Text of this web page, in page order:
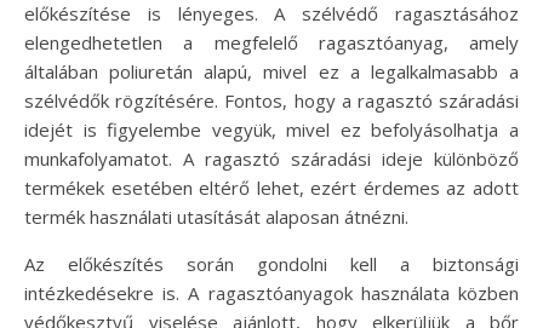
előkészítése is lényeges. A szélvédő ragasztásához
elengedhetetlen a megfelelő ragasztóanyag, amely
általában poliuretán alapú, mivel ez a legalkalmasabb a
szélvédők rögzítésére. Fontos, hogy a ragasztó száradási
idejét is figyelembe vegyük, mivel ez befolyásolhatja a
munkafolyamatot. A ragasztó száradási ideje különböző
termékek esetében eltérő lehet, ezért érdemes az adott
termék használati utasítását alaposan átnézni.
Az előkészítés során gondolni kell a biztonsági
intézkedésekre is. A ragasztóanyagok használata közben
védőkesztyű viselése ajánlott, hogy elkerüljük a bőr